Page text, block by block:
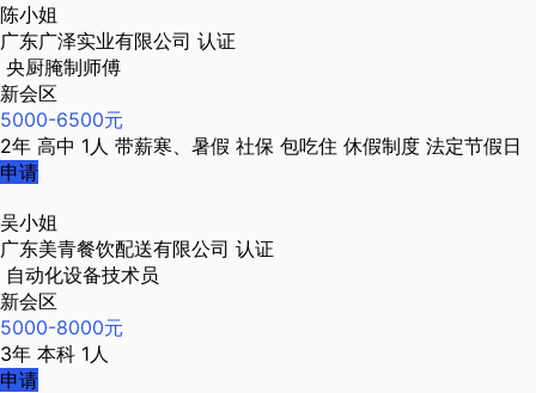
陈小姐
广东广泽实业有限公司 认证
央厨腌制师傅
新会区
5000-6500元
2年 高中 1人 带薪寒、暑假 社保 包吃住 休假制度 法定节假日
申请
吴小姐
广东美青餐饮配送有限公司 认证
自动化设备技术员
新会区
5000-8000元
3年 本科 1人
申请